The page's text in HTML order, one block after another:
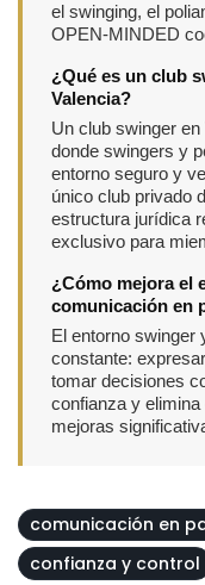
el swinging, el
OPEN-MINDED
¿Qué es un club
Valencia?
Un club swinger
donde swingers y
entorno seguro y
único club privado
estructura jurídica
exclusivo para
¿Cómo mejora el
comunicación en
El entorno swinger
constante:
tomar decisiones
confianza y
mejoras
comunicación en
confianza y control